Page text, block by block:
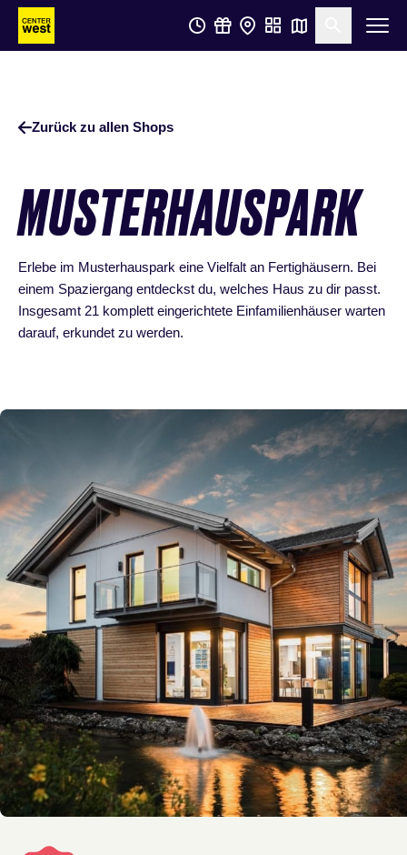
Zum
Hauptinhalt
Zum
Footer
Suche
Zurück zu allen Shops
MUSTERHAUSPARK
Erlebe im Musterhauspark eine Vielfalt an Fertighäusern. Bei
einem Spaziergang entdeckst du, welches Haus zu dir passt.
Insgesamt 21 komplett eingerichtete Einfamilienhäuser warten
darauf, erkundet zu werden.